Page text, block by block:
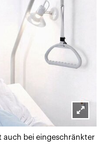
Lightbox
auch bei eingeschränkter